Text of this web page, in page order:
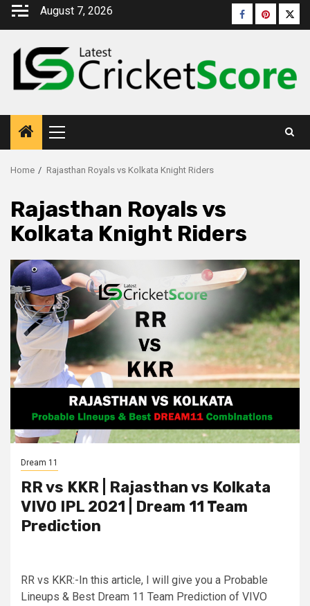
August 7, 2026
Home Rajasthan Royals vs Kolkata Knight Riders
Rajasthan Royals vs
Kolkata Knight Riders
Dream 11
RR vs KKR | Rajasthan vs Kolkata
VIVO IPL 2021 | Dream 11 Team
Prediction
RR vs KKR:-In this article, I will give you a Probable
Lineups & Best Dream 11 Team Prediction of VIVO